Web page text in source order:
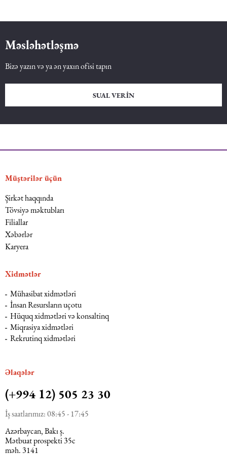
Məsləhətləşmə
Bizə yazın və ya ən yaxın ofisi tapın
SUAL VERIN
Müştərilər üçün
Şirkət haqqında
Tövsiyə məktubları
Filiallar
Xəbərlər
Karyera
Xidmətlər
Mühasibat xidmətləri
İnsan Resursların uçotu
Hüquq xidmətləri və konsaltinq
Miqrasiya xidmətləri
Rekrutinq xidmətləri
Əlaqələr
(+994 12) 505 23 30
İş saatlarımız: 08:45 - 17:45
Azərbaycan, Bakı ş.
Mətbuat prospekti 35c
məh. 3141